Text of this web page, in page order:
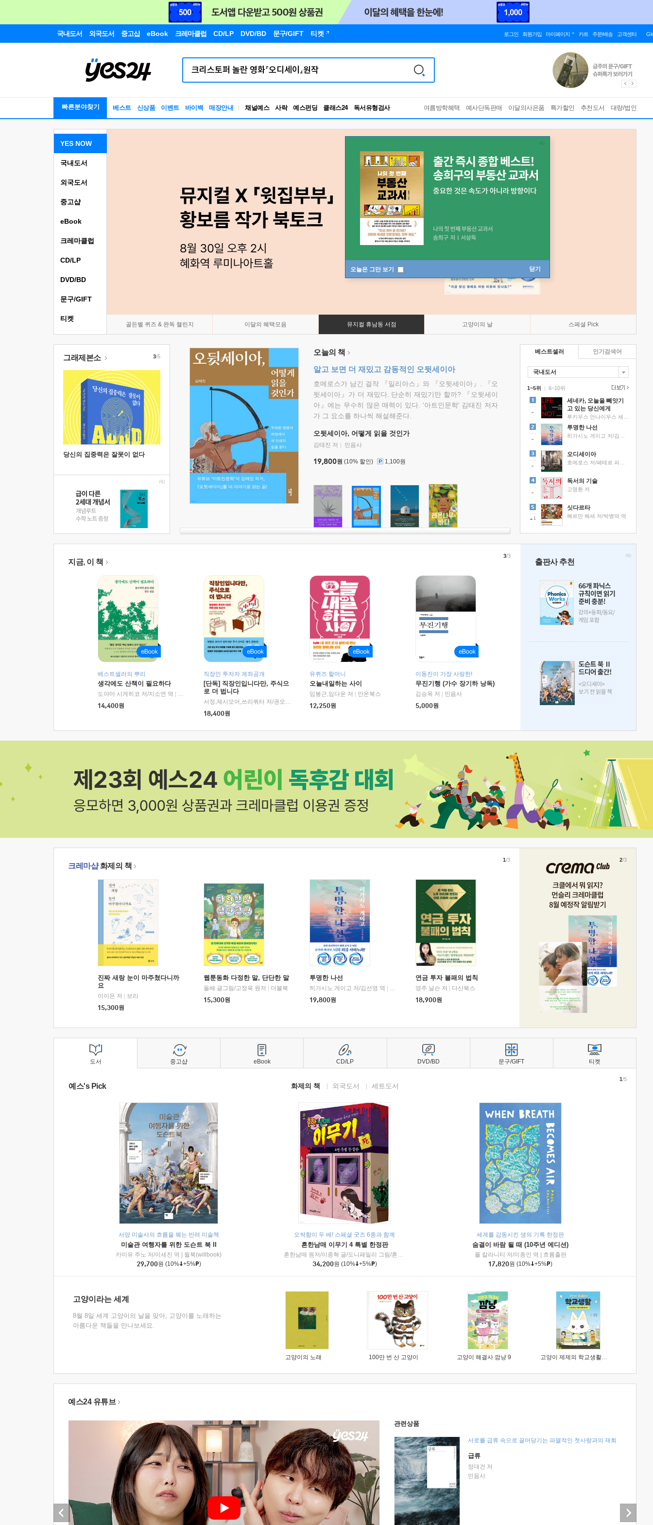
국내도서 외국도서 중고샵 eBook 크레마클럽 CD/LP DVD/BD 문구/GIFT 티켓 로그인 회원가입 마이페이지 카트 주문/배송 고객센터
빠른분야찾기 베스트 신상품 이벤트 바이백 매장안내 채널예스 사락 예스펀딩 클래스24
RBTI Lab
독서유형검사
여름방학혜택 예사단독판매 이달의사은품 특가할인 추천도서 대량/법인
오늘은 그만 보기 닫기
YES NOW
골든벨 퀴즈 & 완독 챌린지 이달의 혜택모음 뮤지컬 휴남동 서점 고양이의 날 스페셜 Pick
국내도서
외국도서
중고샵
eBook
크레마클럽
CD/LP
DVD/BD
문구/GIFT
티켓
그래제본소
당신의 집중력은 잘못이 없다
3/5 오늘의 책
알고 보면 더 재밌고 감동적인 오뒷세이아
호메로스가 남긴 걸작 『일리아스』와 『오뒷세이아』. 『오
뒷세이아』가 더 재밌다. 단순히 재밌기만 할까? 『오뒷세이
아』에는 무수히 많은 매력이 있다. '아트인문학' 김태진 저자
가 그 요소를 하나씩 해설해준다.
오뒷세이아, 어떻게 읽을 것인가
김태진 저 민음사
19,800원 (10% 할인) 1,100원
베스트셀러
국내도서
1~5위 |
세네카, 오늘을 빼앗기
고 있는 당신에게
투명한 나선
오디세이아
독서의 기술
고명환 저
1
싯다르타
헤르만 헤세 저/박병덕 역
6~10위
인기검색어
지금, 이 책
베스트셀러의 뿌리
생각에도 산책이 필요하다
도야마 시게히코 저/지소연 역
알에이치코리아(RHK)
14,400원
직장인 투자자 계좌공개
[단독] 직장인입니다만, 주식으
로 더 법니다
서정,제시모어,쓰리쿼터 저/권오태,시그널리포트 편
18,400원
유퀴즈 할머니
오늘내일하는 사이
임봉근,임다운 저
안온북스
12,250원
이동진이 가장 사랑한!
무진기행 (가수 장기하 낭독)
김승옥 저
민음사
5,000원
3/3
출판사 추천
크레마샵화제의 책
진짜 새랑 눈이 마주쳤다니까
요
이이은 저
보리
15,300원
웹툰동화 다정한 말, 단단한 말
돌배 글그림/고정욱 원저
더블북
15,300원
투명한 나선
히가시노 게이고 저/김선영 역
북다
19,800원
연금 투자 불패의 법칙
영주 닐슨 저
다산북스
18,900원
1/3 2/3
도서
예스's Pick 화제의 책 외국도서 세트도서
서양 미술사의 흐름을 꿰는 반려 미술책
미술관 여행자를 위한 도슨트 북 II
카미유 주노 저/이세진 역
윌북(willbook)
29,700원 (10% +5% )
오싹함이 두 배! 스페셜 굿즈 6종과 함께
흔한남매 이무기 4 특별 한정판
흔한남매 원저/이종혁 글/도니패밀리 그림/흔한컴퍼니 감수
미래엔아이세움
34,200원 (10% +5% )
세계를 감동시킨 생의 기록 한정판
숨결이 바람 될 때 (10주년 에디션)
폴 칼라니티 저/이종인 역
흐름출판
17,820원 (10% +5% )
1/5
고양이라는 세계
8월 8일 세계 고양이의 날을 맞아, 고양이를 노래하는
아름다운 책들을 만나보세요.
고양이의 노래 100만 번 산 고양이 고양이 해결사 깜냥 9 고양이 제제의 학교생활 1 : 초등학생이 이렇게 힘들 줄이야
중고샵 eBook CD/LP DVD/BD 문구/GIFT 티켓
예스24 유튜브
관련상품
서로를 급류 속으로 끌어당기는 파멸적인 첫사랑과의 재회
급류
정대건 저
민음사